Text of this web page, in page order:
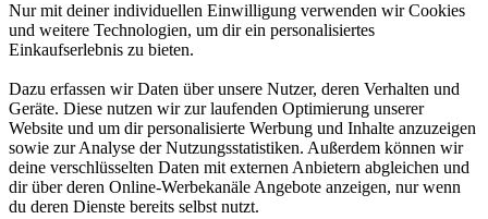
Nur mit deiner individuellen Einwilligung verwenden wir Cookies
und weitere Technologien, um dir ein personalisiertes
Einkaufserlebnis zu bieten.
Dazu erfassen wir Daten über unsere Nutzer, deren Verhalten und
Geräte. Diese nutzen wir zur laufenden Optimierung unserer
Website und um dir personalisierte Werbung und Inhalte anzuzeigen
sowie zur Analyse der Nutzungsstatistiken. Außerdem können wir
deine verschlüsselten Daten mit externen Anbietern abgleichen und
dir über deren Online-Werbekanäle Angebote anzeigen, nur wenn
du deren Dienste bereits selbst nutzt.